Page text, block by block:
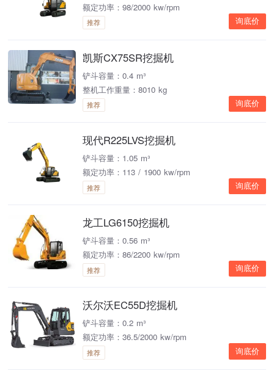
额定功率：98/2000 kw/rpm
推荐 询底价
凯斯CX75SR挖掘机
铲斗容量：0.4 m³
整机工作重量：8010 kg
推荐 询底价
现代R225LVS挖掘机
铲斗容量：1.05 m³
额定功率：113 / 1900 kw/rpm
推荐 询底价
龙工LG6150挖掘机
铲斗容量：0.56 m³
额定功率：86/2200 kw/rpm
推荐 询底价
沃尔沃EC55D挖掘机
铲斗容量：0.2 m³
额定功率：36.5/2000 kw/rpm
推荐 询底价